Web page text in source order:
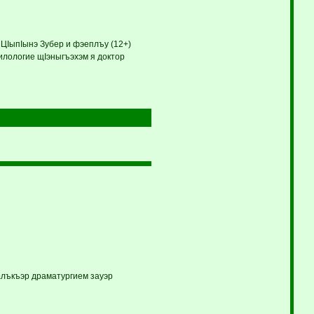
ЦIыпIынэ Зубер и фэеплъу (12+)
щIэныгъэхэм я доктор
драматургием зауэр